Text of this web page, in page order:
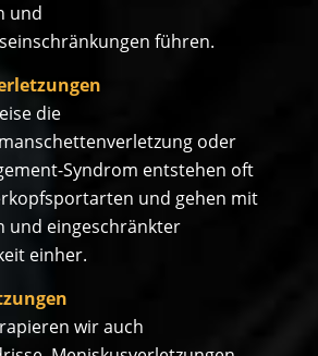
und
führen.
die
oder
Syndrom entstehen oft
und gehen mit
und eingeschränkter
einher.
wir auch